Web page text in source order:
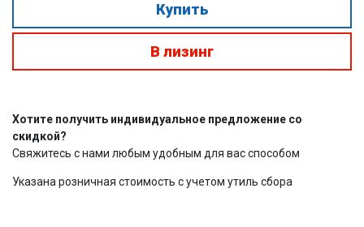
Купить
В лизинг
Хотите получить индивидуальное предложение со
скидкой?
Свяжитесь с нами любым удобным для вас способом
Указана розничная стоимость с учетом утиль сбора